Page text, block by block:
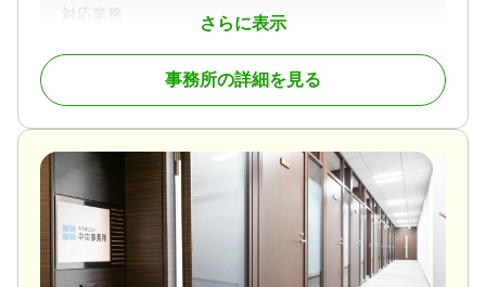
さらに表示
対応業務
遺産分割 / 相続税申告
事務所の詳細を見る